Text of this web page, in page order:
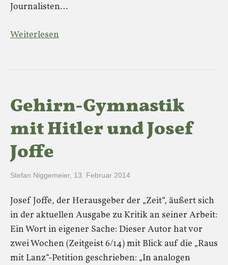
Journalisten…
Weiterlesen
Gehirn-Gymnastik
mit Hitler und Josef
Joffe
Stefan Niggemeier, 13. Februar 2014
Josef Joffe, der Herausgeber der „Zeit“, äußert sich
in der aktuellen Ausgabe zu Kritik an seiner Arbeit:
Ein Wort in eigener Sache: Dieser Autor hat vor
zwei Wochen (Zeitgeist 6/14) mit Blick auf die „Raus
mit Lanz“-Petition geschrieben: „In analogen